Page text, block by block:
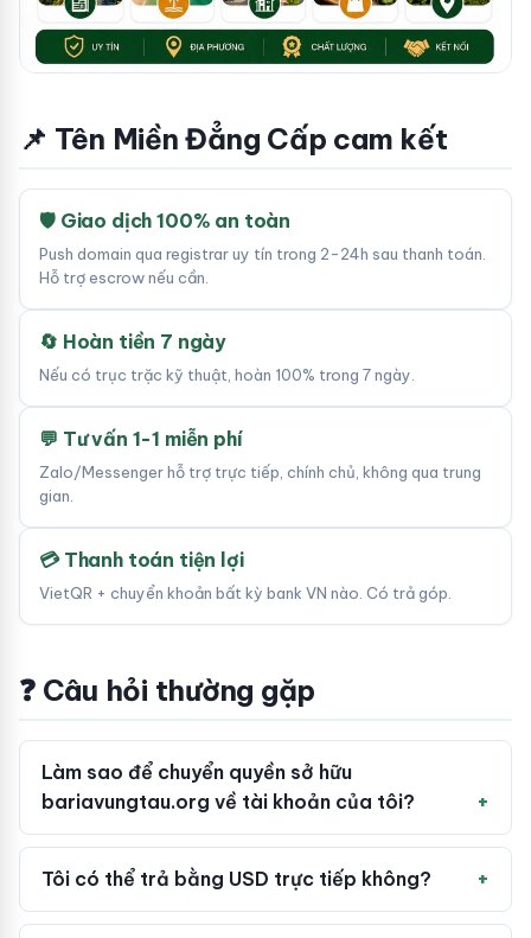
📌 Tên Miền Đẳng Cấp cam kết
🛡 Giao dịch 100% an toàn
Push domain qua registrar uy tín trong 2-24h sau thanh toán.
Hỗ trợ escrow nếu cần.
🔄 Hoàn tiền 7 ngày
Nếu có trục trặc kỹ thuật, hoàn 100% trong 7 ngày.
💬 Tư vấn 1-1 miễn phí
Zalo/Messenger hỗ trợ trực tiếp, chính chủ, không qua trung
gian.
💳 Thanh toán tiện lợi
VietQR + chuyển khoản bất kỳ bank VN nào. Có trả góp.
❓ Câu hỏi thường gặp
Làm sao để chuyển quyền sở hữu
bariavungtau.org về tài khoản của tôi?
Tôi có thể trả bằng USD trực tiếp không?